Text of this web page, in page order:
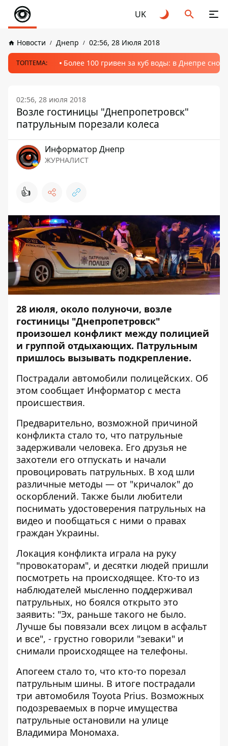
UK
Новости Днепр 02:56, 28 Июля 2018
ТОПТЕМА: Более 100 гривен за куб воды: в Днепре
02:56, 28 июля 2018
Возле гостиницы "Днепропетровск"
патрульным порезали колеса
Информатор Днепр
ЖУРНАЛИСТ
👍
28 июля, около полуночи, возле
гостиницы "Днепропетровск"
произошел конфликт между полицией
и группой отдыхающих. Патрульным
пришлось вызывать подкрепление.
Пострадали автомобили полицейских. Об
этом сообщает Информатор с места
происшествия.
Предварительно, возможной причиной
конфликта стало то, что патрульные
задерживали человека. Его друзья не
захотели его отпускать и начали
провоцировать патрульных. В ход шли
различные методы — от "кричалок" до
оскорблений. Также были любители
поснимать удостоверения патрульных на
видео и пообщаться с ними о правах
граждан Украины.
Локация конфликта играла на руку
"провокаторам", и десятки людей пришли
посмотреть на происходящее. Кто-то из
наблюдателей мысленно поддерживал
патрульных, но боялся открыто это
заявить: "Эх, раньше такого не было.
Лучше бы повязали всех лицом в асфальт
и все", - грустно говорили "зеваки" и
снимали происходящее на телефоны.
Апогеем стало то, что кто-то порезал
патрульным шины. В итоге пострадали
три автомобиля Toyota Prius. Возможных
подозреваемых в порче имущества
патрульные остановили на улице
Владимира Мономаха.